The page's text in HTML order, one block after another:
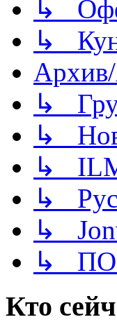
↳
↳
↳
↳
↳
↳
↳
↳
Кто